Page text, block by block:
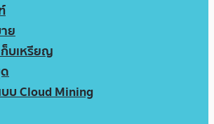
ย
ก็บเหรียญ
บ Cloud Mining